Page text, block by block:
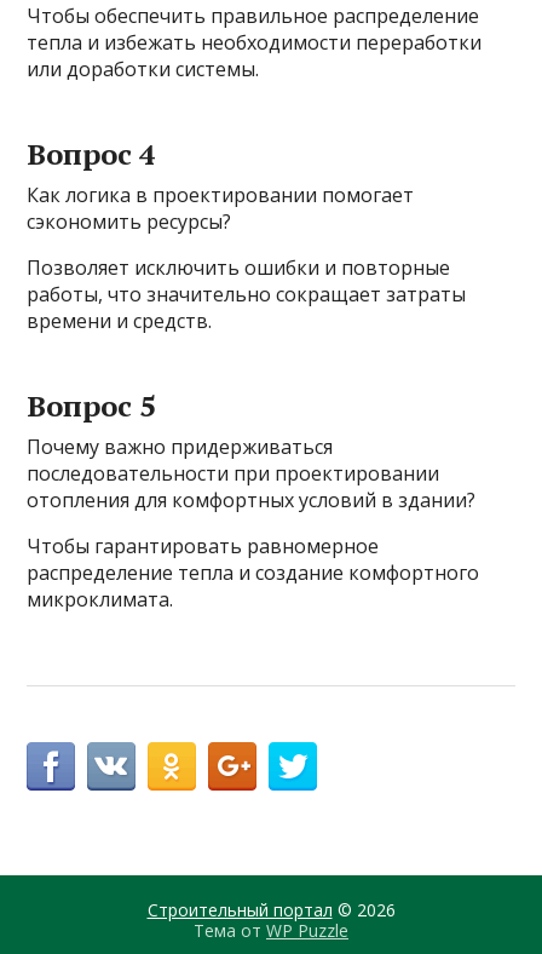
Чтобы обеспечить правильное распределение
тепла и избежать необходимости переработки
или доработки системы.
Вопрос 4
Как логика в проектировании помогает
сэкономить ресурсы?
Позволяет исключить ошибки и повторные
работы, что значительно сокращает затраты
времени и средств.
Вопрос 5
Почему важно придерживаться
последовательности при проектировании
отопления для комфортных условий в здании?
Чтобы гарантировать равномерное
распределение тепла и создание комфортного
микроклимата.
Строительный портал © 2026
Тема от WP Puzzle